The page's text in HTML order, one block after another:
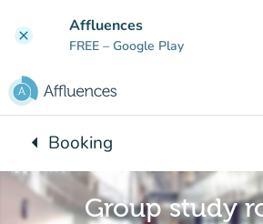
clear Affluences
FREE – Google Play
arrow_leftBack to:
Booking
Group study